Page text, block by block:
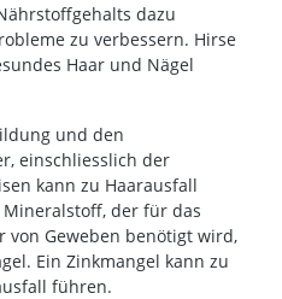
dazu
zu verbessern. Hirse
Haar und Nägel
und den
einschliesslich der
kann zu Haarausfall
der für das
von Geweben benötigt wird,
Ein Zinkmangel kann zu
führen.